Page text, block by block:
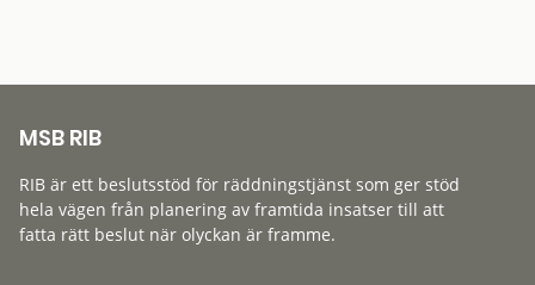
MSB RIB
RIB är ett beslutsstöd för räddningstjänst som ger stöd
hela vägen från planering av framtida insatser till att
fatta rätt beslut när olyckan är framme.